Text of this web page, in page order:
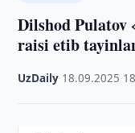
Dilshod Pulatov
raisi etib
UzDaily 18.09.2025